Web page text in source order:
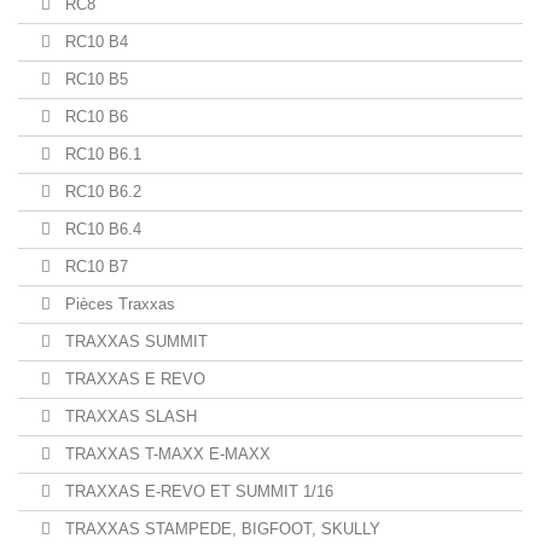
RC8
RC10 B4
RC10 B5
RC10 B6
RC10 B6.1
RC10 B6.2
RC10 B6.4
RC10 B7
Pièces Traxxas
TRAXXAS SUMMIT
TRAXXAS E REVO
TRAXXAS SLASH
TRAXXAS T-MAXX E-MAXX
TRAXXAS E-REVO ET SUMMIT 1/16
TRAXXAS STAMPEDE, BIGFOOT, SKULLY